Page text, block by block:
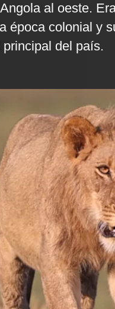
al oeste.
época colonial y
del país.